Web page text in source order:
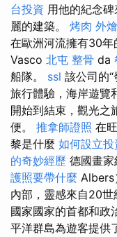
台投資 用他的紀念
麗的建築。 烤肉 外燴
在歐洲河流擁有30
Vasco 北屯 整骨 da
船隊。 ssl 該公司的“
旅行體驗，海岸遊覽
開始到結束，觀光之
便。 推拿師證照 在
黎是什麼 如何設立投
的奇妙經歷 德國畫
護照要帶什麼 Albers
內部，靈感來自20世
國家國家的首都和政
平洋群島為遊客提供